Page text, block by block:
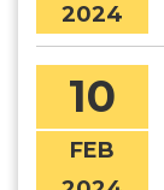
2024
10
FEB